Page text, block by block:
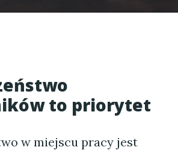
to priorytet
w miejscu pracy jest